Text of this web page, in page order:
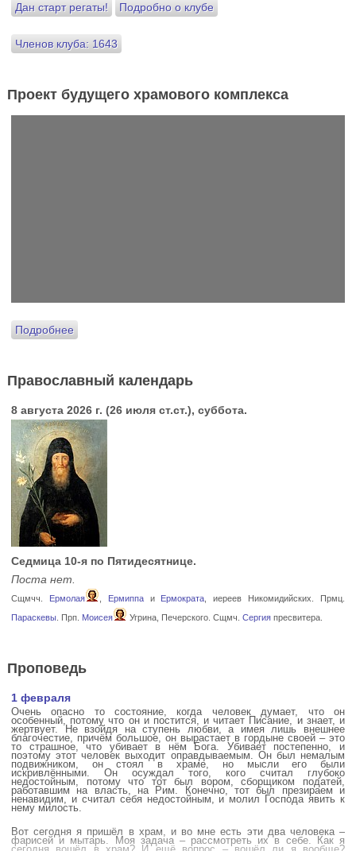
Дан старт регаты! Подробно о клубе
Членов клуба: 1643
Проект будущего храмового комплекса
Подробнее
Православный календарь
8 августа 2026 г. (26 июля ст.ст.), суббота.
Седмица 10-я по Пятидесятнице.
Поста нет.
Сщмчч. Ермолая Ермиппаи Ермократа , иереев Никомидийских. Прмц.
Параскевы. Прп. Моисея Угрина, Печерского. Сщмч. Сергияпресвитера.
Проповедь
1 февраля
Очень опасно то состояние, когда человек думает, что он
особенный, потому что он и постится, и читает Писание, и знает, и
жертвует. Не взойдя на ступень любви, а имея лишь внешнее
благочестие, причём большое, он вырастает в гордыне своей – это
то страшное, что убивает в нём Бога. Убивает постепенно, и
поэтому этот человек выходит оправдываемым. Он был немалым
подвижником, он стоял в храме, но мысли его были
искривлёнными. Он осуждал того, кого считал глубоко
недостойным, потому что тот был вором, сборщиком податей,
работавшим на власть, на Рим. Конечно, тот был презираем и
ненавидим, и считал себя недостойным, и молил Господа явить к
нему милость.
Вот сегодня я пришёл в храм, и во мне есть эти два человека –
фарисей и мытарь. Моя задача – рассмотреть их в себе. Как я